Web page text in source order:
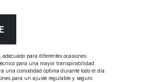
para diferentes ocasiones.
para una mayor transpirabilidad.
una comodidad óptima durante todo el día.
para un ajuste regulable y seguro.